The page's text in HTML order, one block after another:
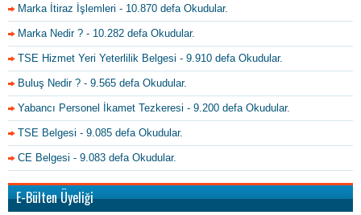
Marka İtiraz İşlemleri - 10.870 defa Okudular.
Marka Nedir ? - 10.282 defa Okudular.
TSE Hizmet Yeri Yeterlilik Belgesi - 9.910 defa Okudular.
Buluş Nedir ? - 9.565 defa Okudular.
Yabancı Personel İkamet Tezkeresi - 9.200 defa Okudular.
TSE Belgesi - 9.085 defa Okudular.
CE Belgesi - 9.083 defa Okudular.
E-Bülten Üyeliği